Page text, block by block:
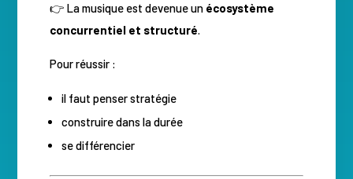
👉 La musique est devenue un écosystème
concurrentiel et structuré.
Pour réussir :
il faut penser stratégie
construire dans la durée
se différencier